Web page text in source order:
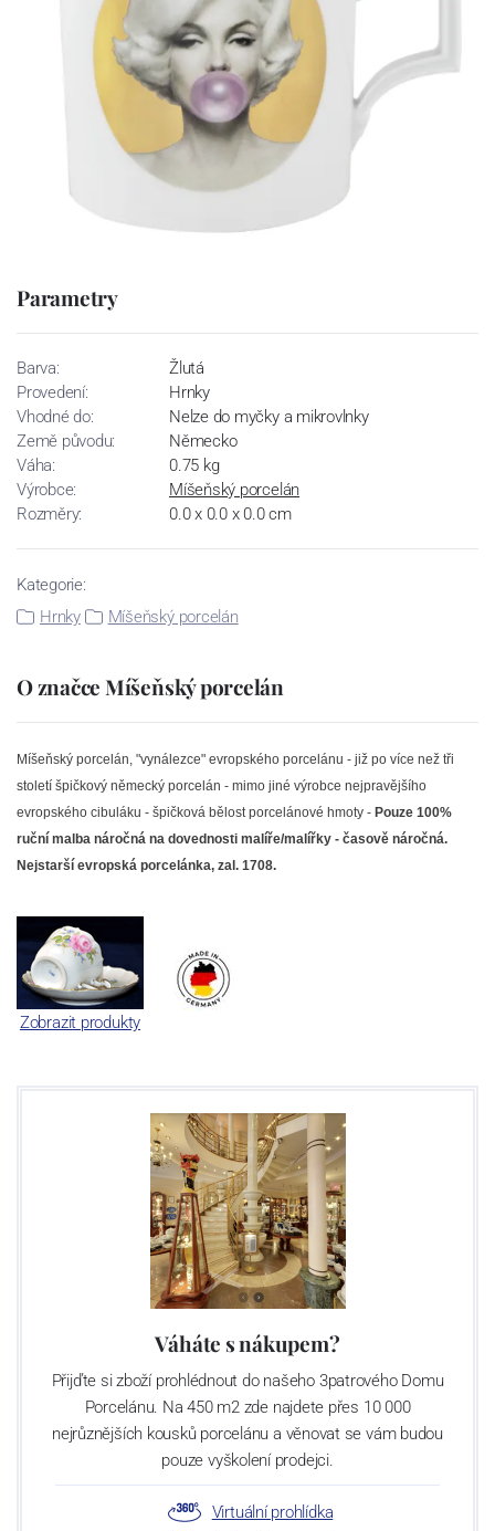
Parametry
Barva:
Žlutá
Provedení:
Hrnky
Vhodné do:
Nelze do myčky a mikrovlnky
Země původu:
Německo
Váha:
0.75 kg
Výrobce:
Míšeňský porcelán
Rozměry:
0.0 x 0.0 x 0.0 cm
Kategorie:
Hrnky
Míšeňský porcelán
O značce Míšeňský porcelán
Míšeňský porcelán, "vynálezce" evropského porcelánu - již po více než tři
století špičkový německý porcelán - mimo jiné výrobce nejpravějšího
evropského cibuláku - špičková bělost porcelánové hmoty - Pouze 100%
ruční malba náročná na dovednosti malíře/malířky - časově náročná.
Nejstarší evropská porcelánka, zal. 1708.
Zobrazit produkty
Váháte s nákupem?
Přijďte si zboží prohlédnout do našeho 3patrového Domu
Porcelánu. Na 450 m2 zde najdete přes 10 000
nejrůznějších kousků porcelánu a věnovat se vám budou
pouze vyškolení prodejci.
Virtuální prohlídka